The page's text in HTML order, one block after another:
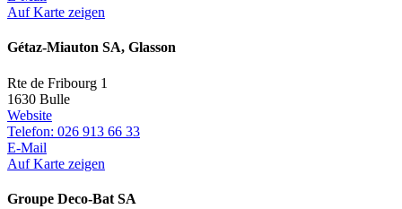
Auf Karte zeigen
Gétaz-Miauton SA, Glasson
Rte de Fribourg 1
1630 Bulle
Website
Telefon: 026 913 66 33
E-Mail
Auf Karte zeigen
Groupe Deco-Bat SA